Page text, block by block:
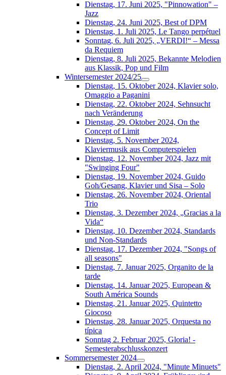
Dienstag, 17. Juni 2025, "Pinnowation" –
Jazz
Dienstag, 24. Juni 2025, Best of DPM
Dienstag, 1. Juli 2025, Le Tango perpétuel
Sonntag, 6. Juli 2025, „VERDI!“ – Messa
da Requiem
Dienstag, 8. Juli 2025, Bekannte Melodien
aus Klassik, Pop und Film
Wintersemester 2024/25
Dienstag, 15. Oktober 2024, Klavier solo,
Omaggio a Paganini
Dienstag, 22. Oktober 2024, Sehnsucht
nach Veränderung
Dienstag, 29. Oktober 2024, On the
Concept of Limit
Dienstag, 5. November 2024,
Klaviermusik aus Computerspielen
Dienstag, 12. November 2024, Jazz mit
"Swinging Four"
Dienstag, 19. November 2024, Guido
Goh/Gesang, Klavier und Sisa – Solo
Dienstag, 26. November 2024, Oriental
Trio
Dienstag, 3. Dezember 2024, „Gracias a la
Vida“
Dienstag, 10. Dezember 2024, Standards
und Non-Standards
Dienstag, 17. Dezember 2024, "Songs of
all seasons"
Dienstag, 7. Januar 2025, Organito de la
tarde
Dienstag, 14. Januar 2025, European &
South América Sounds
Dienstag, 21. Januar 2025, Quintetto
Giocoso
Dienstag, 28. Januar 2025, Orquesta no
típica
Sonntag 2. Februar 2025, Gloria! -
Semesterabschlusskonzert
Sommersemester 2024
Dienstag, 2. April 2024, "Minute Minuets"